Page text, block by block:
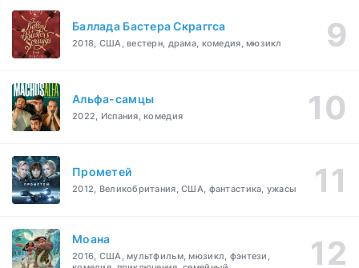
Баллада Бастера Скраггса
2018, США, вестерн, драма, комедия, мюзикл
Альфа-самцы
2022, Испания, комедия
Прометей
2012, Великобритания, США, фантастика, ужасы
Моана
2016, США, мультфильм, мюзикл, фэнтези,